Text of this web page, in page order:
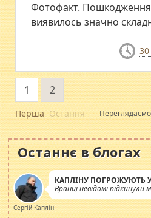
Фотофакт.
виявилось значно
30
Перша
1 2
Остання
Останнє в блогах
КАПЛІНУ ПОГРОЖУЮТЬ
Вранці невідомі
Сергій Каплін